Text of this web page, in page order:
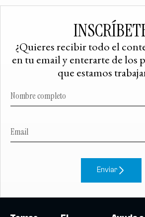
¿Quieres recibir todo el
en tu email y enterarte de los
que estamos
Enviar